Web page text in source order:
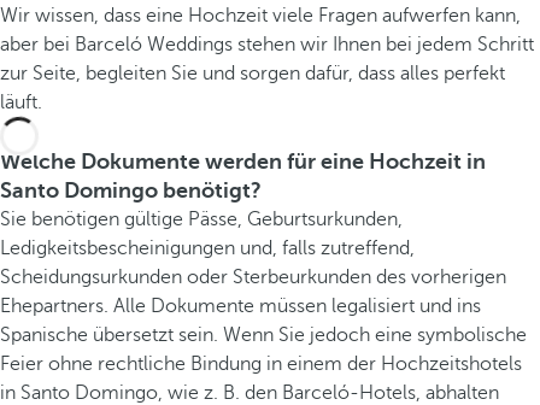
Wir wissen, dass eine Hochzeit viele Fragen aufwerfen kann,
aber bei Barceló Weddings stehen wir Ihnen bei jedem Schritt
zur Seite, begleiten Sie und sorgen dafür, dass alles perfekt
läuft.
Welche Dokumente werden für eine Hochzeit in
Santo Domingo benötigt?
Sie benötigen gültige Pässe, Geburtsurkunden,
Ledigkeitsbescheinigungen und, falls zutreffend,
Scheidungsurkunden oder Sterbeurkunden des vorherigen
Ehepartners. Alle Dokumente müssen legalisiert und ins
Spanische übersetzt sein. Wenn Sie jedoch eine symbolische
Feier ohne rechtliche Bindung in einem der Hochzeitshotels
in Santo Domingo, wie z. B. den Barceló-Hotels, abhalten